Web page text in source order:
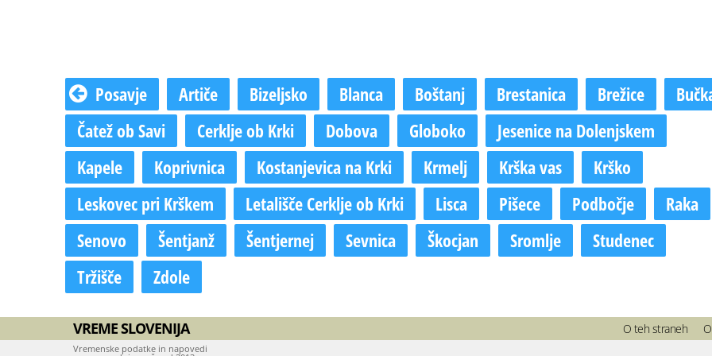
Posavje Artiče Bizeljsko Blanca Boštanj Brestanica Brežice
Čatež ob Savi
Cerklje ob Krki Dobova Globoko
Jesenice na Dolenjskem
Kapele
Koprivnica Kostanjevica na Krki Krmelj Krška vas
Krško
Leskovec pri Krškem
Letališče Cerklje ob Krki Lisca Pišece Podbočje
Raka
Senovo
Šentjanž Šentjernej Sevnica Škocjan Sromlje
Studenec
Tržišče
Zdole
VREME SLOVENIJA O teh straneh
Vremenske podatke in napovedi